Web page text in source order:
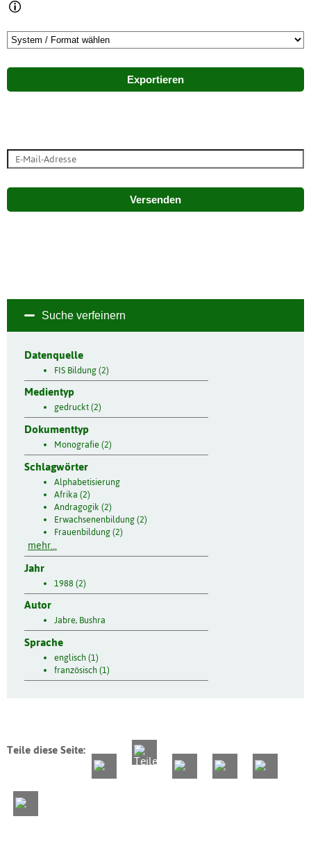
Exportieren
Versenden
Suche verfeinern
Datenquelle
FIS Bildung (2)
Medientyp
gedruckt (2)
Dokumenttyp
Monografie (2)
Schlagwörter
Alphabetisierung
Afrika (2)
Andragogik (2)
Erwachsenenbildung (2)
Frauenbildung (2)
mehr...
Jahr
1988 (2)
Autor
Jabre, Bushra
Sprache
englisch (1)
französisch (1)
Teile diese Seite: